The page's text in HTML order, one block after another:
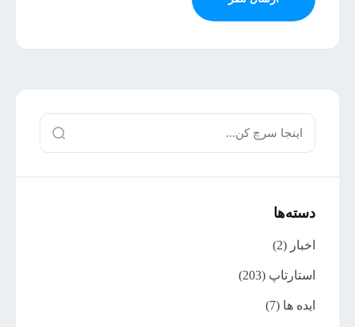
دسته‌ها
اخبار (2)
استارتاپ (203)
ایده ها (7)